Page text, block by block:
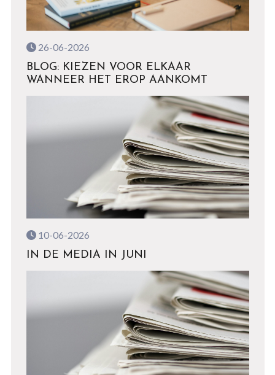
26-06-2026
BLOG: KIEZEN VOOR ELKAAR
WANNEER HET EROP AANKOMT
10-06-2026
IN DE MEDIA IN JUNI